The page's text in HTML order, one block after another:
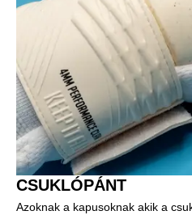
CSUKLÓPÁNT
Azoknak a kapusoknak akik a